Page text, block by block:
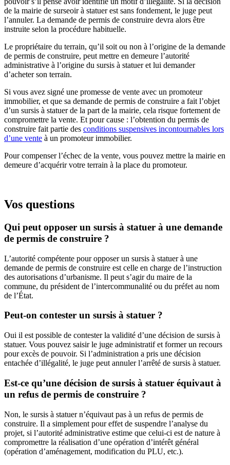
de la mairie de surseoir à statuer est sans fondement, le juge peut
l’annuler. La demande de permis de construire devra alors être
instruite selon la procédure habituelle.
Le propriétaire du terrain, qu’il soit ou non à l’origine de la demande
de permis de construire, peut mettre en demeure l’autorité
administrative à l’origine du sursis à statuer et lui demander
d’acheter son terrain.
Si vous avez signé une promesse de vente avec un promoteur
immobilier, et que sa demande de permis de construire a fait l’objet
d’un sursis à statuer de la part de la mairie, cela risque fortement de
compromettre la vente. Et pour cause : l’obtention du permis de
construire fait partie des conditions suspensives incontournables lors
d’une vente à un promoteur immobilier.
Pour compenser l’échec de la vente, vous pouvez mettre la mairie en
demeure d’acquérir votre terrain à la place du promoteur.
Vos questions
Qui peut opposer un sursis à statuer à une demande
de permis de construire ?
L’autorité compétente pour opposer un sursis à statuer à une
demande de permis de construire est celle en charge de l’instruction
des autorisations d’urbanisme. Il peut s’agir du maire de la
commune, du président de l’intercommunalité ou du préfet au nom
de l’État.
Peut-on contester un sursis à statuer ?
Oui il est possible de contester la validité d’une décision de sursis à
statuer. Vous pouvez saisir le juge administratif et former un recours
pour excès de pouvoir. Si l’administration a pris une décision
entachée d’illégalité, le juge peut annuler l’arrêté de sursis à statuer.
Est-ce qu’une décision de sursis à statuer équivaut à
un refus de permis de construire ?
Non, le sursis à statuer n’équivaut pas à un refus de permis de
construire. Il a simplement pour effet de suspendre l’analyse du
projet, si l’autorité administrative estime que celui-ci est de nature à
compromettre la réalisation d’une opération d’intérêt général
(opération d’aménagement, modification du PLU, etc.).